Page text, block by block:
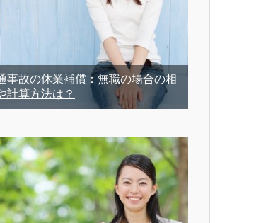
事故の休業補償：無職の場合の相
計算方法は？